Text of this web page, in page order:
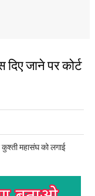
जाने पर कोर्ट
कुश्ती महासंघ को लगाई